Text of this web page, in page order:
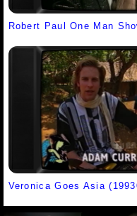
Robert Paul One Man
Veronica Goes Asia